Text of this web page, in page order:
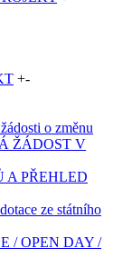
+-
o změnu
ŽÁDOST V
A PŘEHLED
ze státního
/ OPEN DAY /